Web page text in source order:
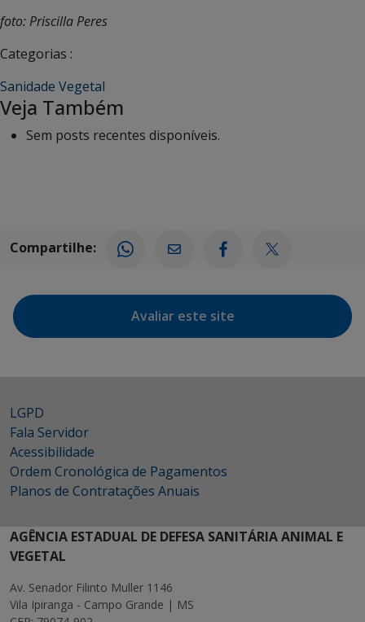
foto: Priscilla Peres
Categorias :
Sanidade Vegetal
Veja Também
Sem posts recentes disponíveis.
Compartilhe:
Avaliar este site
LGPD
Fala Servidor
Acessibilidade
Ordem Cronológica de Pagamentos
Planos de Contratações Anuais
AGÊNCIA ESTADUAL DE DEFESA SANITÁRIA ANIMAL E
VEGETAL
Av. Senador Filinto Muller 1146
Vila Ipiranga - Campo Grande | MS